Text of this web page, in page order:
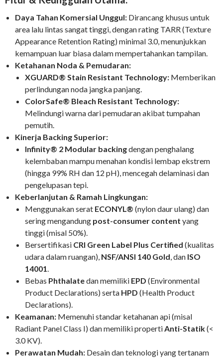
Daya Tahan Komersial Unggul: Dirancang khusus untuk
area lalu lintas sangat tinggi, dengan rating TARR (Texture
Appearance Retention Rating) minimal 3.0, menunjukkan
kemampuan luar biasa dalam mempertahankan tampilan.
Ketahanan Noda & Pemudaran:
XGUARD® Stain Resistant Technology: Memberikan
perlindungan noda jangka panjang.
ColorSafe® Bleach Resistant Technology:
Melindungi warna dari pemudaran akibat tumpahan
pemutih.
Kinerja Backing Superior:
Infinity® 2 Modular backingdengan penghalang
kelembaban mampu menahan kondisi lembap ekstrem
(hingga 99% RH dan 12 pH), mencegah delaminasi dan
pengelupasan tepi.
Keberlanjutan & Ramah Lingkungan:
Menggunakan serat ECONYL® (nylon daur ulang) dan
sering mengandung post-consumer content yang
tinggi (misal 50%).
Bersertifikasi CRI Green Label Plus Certified (kualitas
udara dalam ruangan), NSF/ANSI 140 Gold, dan ISO
14001.
Bebas Phthalatedan memiliki EPD (Environmental
Product Declarations) serta HPD (Health Product
Declarations).
Keamanan: Memenuhi standar ketahanan api (misal
Radiant Panel Class I) dan memiliki propertiAnti-Statik(<
3.0 KV).
Perawatan Mudah: Desain dan teknologi yang tertanam